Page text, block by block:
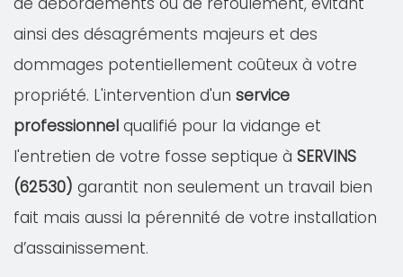
ainsi des désagréments majeurs et des
dommages potentiellement coûteux à votre
propriété. L'intervention d'un service
professionnel qualifié pour la vidange et
l'entretien de votre fosse septique à SERVINS
(62530) garantit non seulement un travail bien
fait mais aussi la pérennité de votre installation
d’assainissement.